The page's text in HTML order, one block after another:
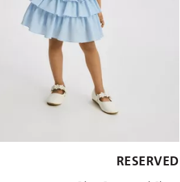
RESERVED
الأحجام المتاحة: